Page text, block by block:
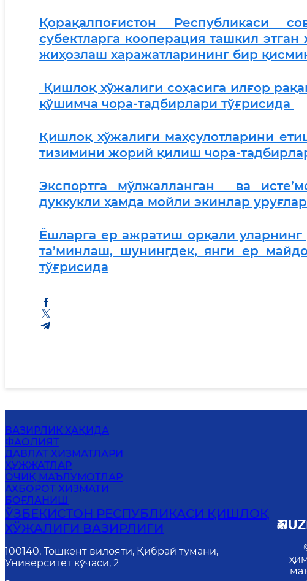
Қорақалпоғистон Республикаси
субектларга кооперация ташкил
жиҳозлаш харажатларининг бир
Қишлоқ хўжалиги соҳасига илғор
қўшимча чора-тадбирлари тўғрисида
Қишлоқ хўжалиги маҳсулотларини
тизимини жорий қилиш чора-
Экспортга мўлжалланган ва
дуккукли ҳамда мойли экинлар
Ёшларга ер ажратиш орқали
та’минлаш, шунингдек, янги ер
тўғрисида
ВАЗИРЛИК ҲАҚИДА
ФАОЛИЯТ
ДАВЛАТ ХИЗМАТЛАРИ
ҲУЖЖАТЛАР
ОЧИҚ МАЪЛУМОТЛАР
АХБОРОТ ХИЗМАТИ
БОҒЛАНИШ
ЎЗБЕКИСТОН РЕСПУБЛИКАСИ ҚИШЛОҚ
ХЎЖАЛИГИ ВАЗИРЛИГИ
100140, Тошкент вилояти, Қибрай тумани,
Университет кўчаси, 2